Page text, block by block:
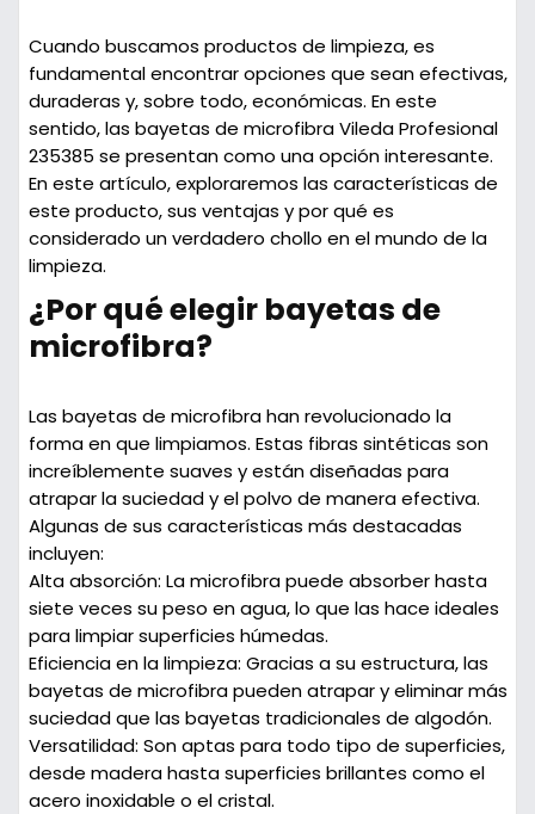
Cuando buscamos productos de limpieza, es
fundamental encontrar opciones que sean efectivas,
duraderas y, sobre todo, económicas. En este
sentido, las bayetas de microfibra Vileda Profesional
235385 se presentan como una opción interesante.
En este artículo, exploraremos las características de
este producto, sus ventajas y por qué es
considerado un verdadero chollo en el mundo de la
limpieza.
¿Por qué elegir bayetas de
microfibra?
Las bayetas de microfibra han revolucionado la
forma en que limpiamos. Estas fibras sintéticas son
increíblemente suaves y están diseñadas para
atrapar la suciedad y el polvo de manera efectiva.
Algunas de sus características más destacadas
incluyen:
Alta absorción: La microfibra puede absorber hasta
siete veces su peso en agua, lo que las hace ideales
para limpiar superficies húmedas.
Eficiencia en la limpieza: Gracias a su estructura, las
bayetas de microfibra pueden atrapar y eliminar más
suciedad que las bayetas tradicionales de algodón.
Versatilidad: Son aptas para todo tipo de superficies,
desde madera hasta superficies brillantes como el
acero inoxidable o el cristal.